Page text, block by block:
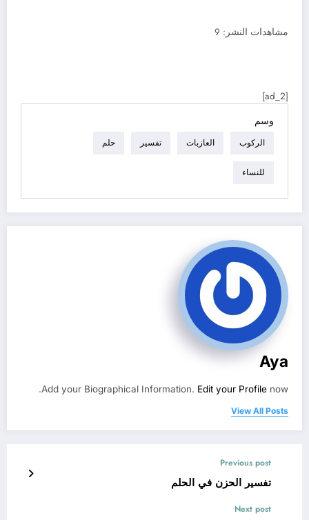
مشاهدات النشر: 9
[ad_2]
وسم
الركوب العازبات تفسير حلم
للنساء
Aya
Add your Biographical Information. Edit your Profile now.
View All Posts
Previous post
تفسير الحزن في الحلم
Next post